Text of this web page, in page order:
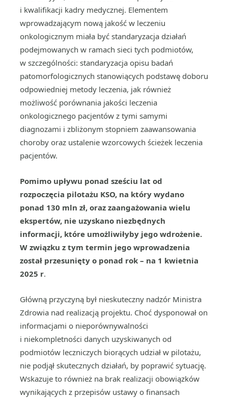
i kwalifikacji kadry medycznej. Elementem
wprowadzającym nową jakość w leczeniu
onkologicznym miała być standaryzacja działań
podejmowanych w ramach sieci tych podmiotów,
w szczególności: standaryzacja opisu badań
patomorfologicznych stanowiących podstawę doboru
odpowiedniej metody leczenia, jak również
możliwość porównania jakości leczenia
onkologicznego pacjentów z tymi samymi
diagnozami i zbliżonym stopniem zaawansowania
choroby oraz ustalenie wzorcowych ścieżek leczenia
pacjentów.
Pomimo upływu ponad sześciu lat od
rozpoczęcia pilotażu KSO, na który wydano
ponad 130 mln zł, oraz zaangażowania wielu
ekspertów, nie uzyskano niezbędnych
informacji, które umożliwiłyby jego wdrożenie.
W związku z tym termin jego wprowadzenia
został przesunięty o ponad rok – na 1 kwietnia
2025 r.
Główną przyczyną był nieskuteczny nadzór Ministra
Zdrowia nad realizacją projektu. Choć dysponował on
informacjami o nieporównywalności
i niekompletności danych uzyskiwanych od
podmiotów leczniczych biorących udział w pilotażu,
nie podjął skutecznych działań, by poprawić sytuację.
Wskazuje to również na brak realizacji obowiązków
wynikających z przepisów ustawy o finansach